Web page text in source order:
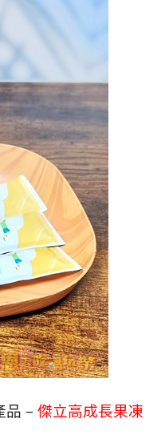
品 – 傑立高成長果凍